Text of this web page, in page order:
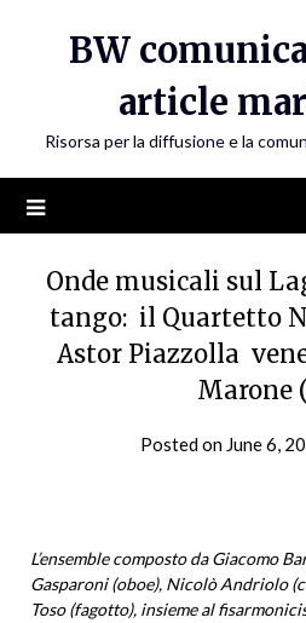
BW
article
Risorsa per la diffusione e la
Onde musicali sul
tango: il Quartetto
Astor Piazzolla
Marone
Posted on June 6,
L’ensemble composto da Giacomo
Gasparoni (oboe), Nicolò Andriolo
Toso (fagotto), insieme al